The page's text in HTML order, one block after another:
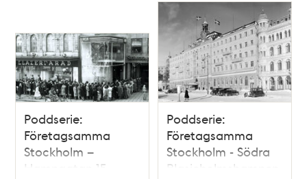
Poddserie:
Företagsamma
Stockholm –
Hamngatan 15,
Poddserie:
Företagsamma
Stockholm - Södra
Blasieholmshamnen